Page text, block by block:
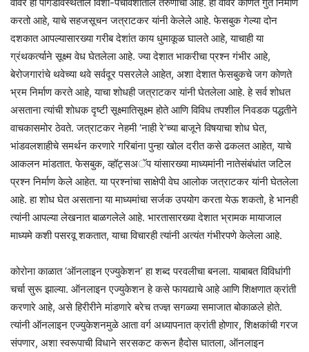
करतो आहे, याचे सहजसूचन जत्राटकर यांनी केलेले आहे. फेसबुक गेल्या दोन
दशकात आपल्यासारख्या गरीब देशांत काय धुमाकूळ घालते आहे, याचाही या
ग्रंथकर्त्याने सूक्ष्म वेध घेतलेला आहे. ज्या देशात भाकरीचा प्रश्न गंभीर आहे,
बेरोजगारांचे थवेच्या थवे सर्वदूर पसरलेले आहेत, अशा देशात फेसबुकचे जग कोणते
भ्रम निर्माण करते आहे, याचा शोधही जत्राटकर यांनी घेतलेला आहे. हे सर्व शोधत
असताना त्यांची शोधक दृष्टी सूक्ष्मातिसूक्ष्म होते आणि विविध तपशील निवडक पद्धतीने
वाचकासमोर ठेवते. जत्राटकर नेहमी ‘नाही रे’च्या बाजूने विषयाचा शोध घेत,
भांडवलशाहीचे समर्थन करणारे गरिबांना पुन्हा खोल दरीत कसे ढकलत आहेत, याचे
आकलन मांडतात. फेसबुक, व्हॉट्सअॅप यांसारख्या माध्यमांनी नातेसंबंधांत जटिल
प्रश्न निर्माण केले आहेत. या प्रश्नांचा साक्षेपी वेघ आलोक जत्राटकर यांनी घेतलेला
आहे. हा शोध घेत असताना या माध्यमांचा सर्जक उपयोग करता येऊ शकतो, हे भानही
त्यांनी आपल्या लेखनात बाळगलेले आहे. भारतासारख्या देशात भ्रामक मायाजाल
माध्यमे कशी पसरवू शकतात, याचा विचारही त्यांनी अत्यंत गंभीरपणे केलेला आहे.
कोरोना काळात ‘ऑनलाइन एज्युकेशन’ हा शब्द परवलीचा बनला. याबाबत विविधांगी
चर्चा सुरू झाल्या. ऑनलाइन एज्युकेशन हे कसे फायद्याचे आहे आणि शिक्षणात क्रांती
करणारे आहे, असे हिरीरीने मांडणारे बरेच तज्ज्ञ सगळ्या समाजात बोकाळले होते.
त्यांनी ऑनलाइन एज्युकेशनमुळे आता वर्ग अध्यापनात क्रांती होणार, शिक्षकांची गरज
संपणार, अशा स्वरूपाची विधाने सरसकट करून हैदोस घातला, ऑनलाइन